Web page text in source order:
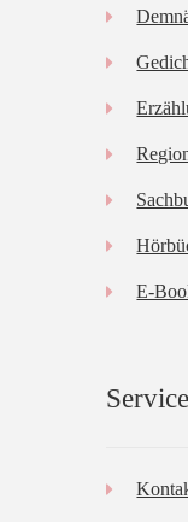
E-
Service